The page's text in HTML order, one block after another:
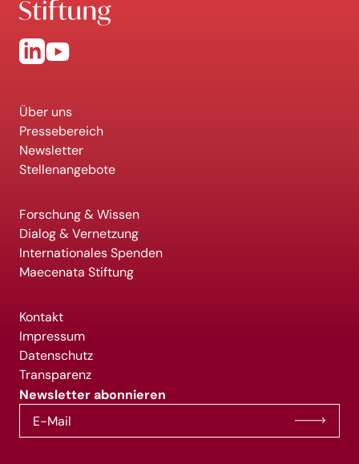
Über uns
Pressebereich
Newsletter
Stellenangebote
Forschung & Wissen
Dialog & Vernetzung
Internationales Spenden
Maecenata Stiftung
Kontakt
Impressum
Datenschutz
Transparenz
Newsletter abonnieren